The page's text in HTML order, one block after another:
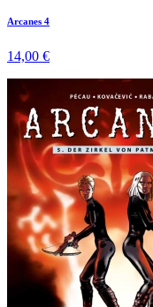
Arcanes 4
14,00 €